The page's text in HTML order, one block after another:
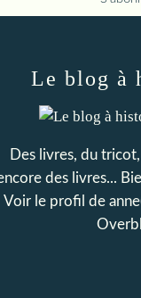
Le blog à
Des livres, du
des livres...
Voir le profil de